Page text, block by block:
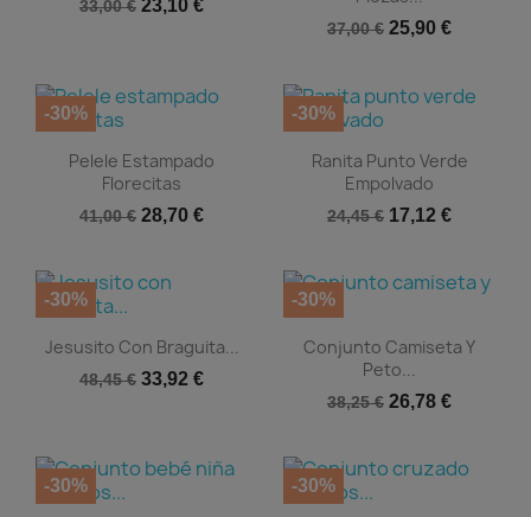
33,00 € 23,10 €
37,00 € 25,90 €
 Vista rápida
Pelele Estampado
Florecitas
41,00 € 28,70 €
-30%
 Vista rápida
Ranita Punto Verde
Empolvado
24,45 € 17,12 €
-30%
 Vista rápida
Jesusito Con Braguita...
48,45 € 33,92 €
-30%
 Vista rápida
Conjunto Camiseta Y
Peto...
38,25 € 26,78 €
-30%
-30% -30%